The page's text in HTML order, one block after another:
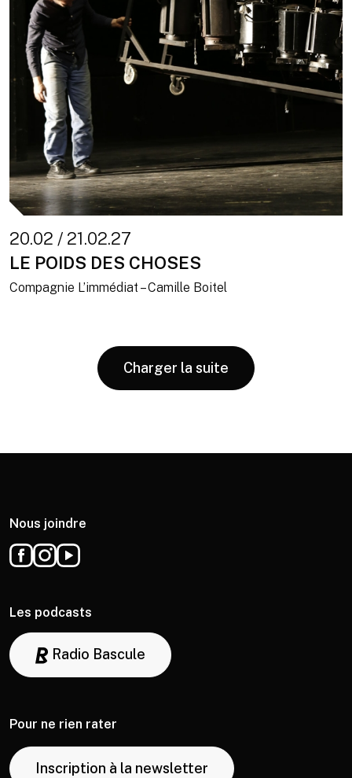
20.02 / 21.02.27
LE POIDS DES CHOSES
Compagnie L’immédiat – Camille Boitel
Charger la suite
Nous joindre
Les podcasts
Radio Bascule
Pour ne rien rater
Inscription à la newsletter